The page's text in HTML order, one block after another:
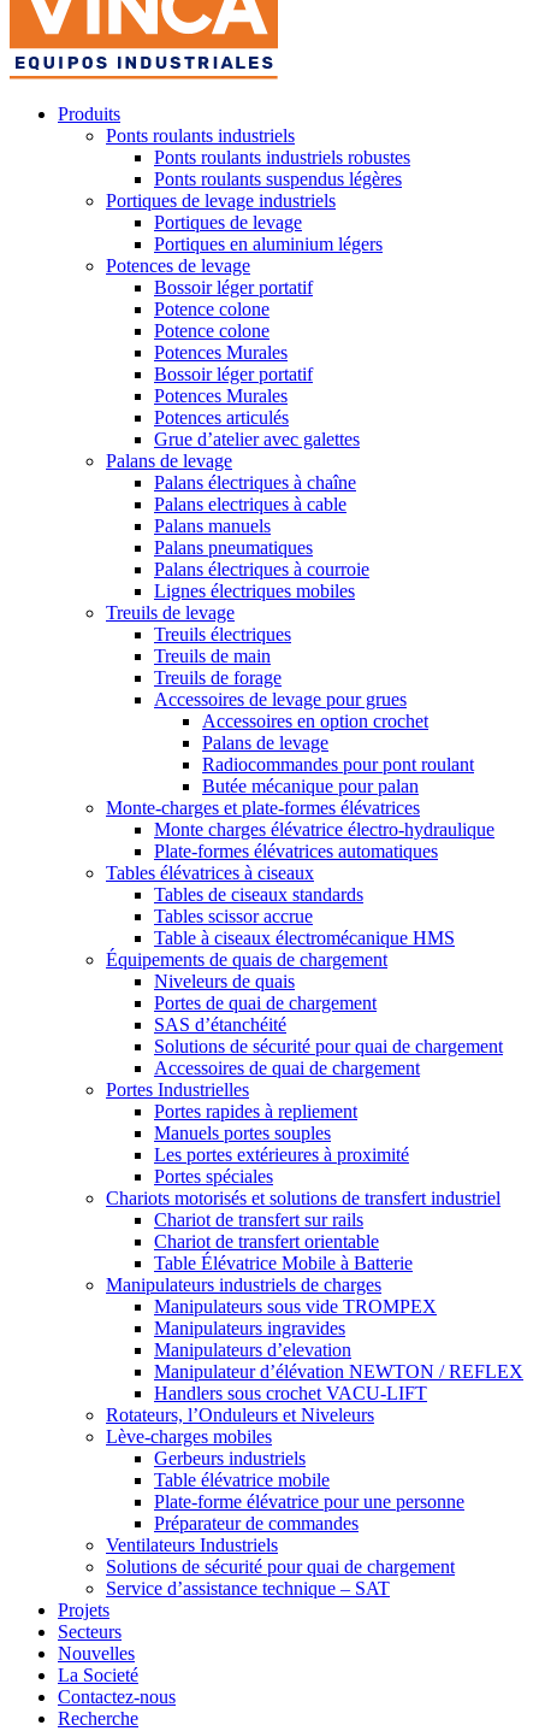
Produits
Ponts roulants industriels
Ponts roulants industriels robustes
Ponts roulants suspendus légères
Portiques de levage industriels
Portiques de levage
Portiques en aluminium légers
Potences de levage
Bossoir léger portatif
Potence colone
Potence colone
Potences Murales
Bossoir léger portatif
Potences Murales
Potences articulés
Grue d’atelier avec galettes
Palans de levage
Palans électriques à chaîne
Palans electriques à cable
Palans manuels
Palans pneumatiques
Palans électriques à courroie
Lignes électriques mobiles
Treuils de levage
Treuils électriques
Treuils de main
Treuils de forage
Accessoires de levage pour grues
Accessoires en option crochet
Palans de levage
Radiocommandes pour pont roulant
Butée mécanique pour palan
Monte-charges et plate-formes élévatrices
Monte charges élévatrice électro-hydraulique
Plate-formes élévatrices automatiques
Tables élévatrices à ciseaux
Tables de ciseaux standards
Tables scissor accrue
Table à ciseaux électromécanique HMS
Équipements de quais de chargement
Niveleurs de quais
Portes de quai de chargement
SAS d’étanchéité
Solutions de sécurité pour quai de chargement
Accessoires de quai de chargement
Portes Industrielles
Portes rapides à repliement
Manuels portes souples
Les portes extérieures à proximité
Portes spéciales
Chariots motorisés et solutions de transfert industriel
Chariot de transfert sur rails
Chariot de transfert orientable
Table Élévatrice Mobile à Batterie
Manipulateurs industriels de charges
Manipulateurs sous vide TROMPEX
Manipulateurs ingravides
Manipulateurs d’elevation
Manipulateur d’élévation NEWTON / REFLEX
Handlers sous crochet VACU-LIFT
Rotateurs, l’Onduleurs et Niveleurs
Lève-charges mobiles
Gerbeurs industriels
Table élévatrice mobile
Plate-forme élévatrice pour une personne
Préparateur de commandes
Ventilateurs Industriels
Solutions de sécurité pour quai de chargement
Service d’assistance technique – SAT
Projets
Secteurs
Nouvelles
La Societé
Contactez-nous
Recherche